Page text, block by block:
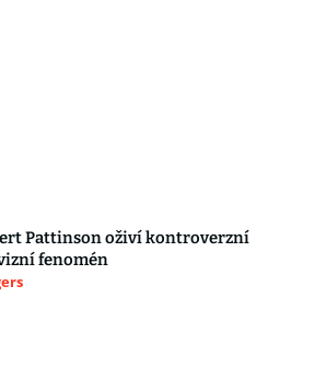
Pattinson oživí kontroverzní
fenomén